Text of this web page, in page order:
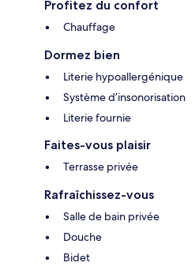
Profitez du confort
Chauffage
Dormez bien
Literie hypoallergénique
Système d’insonorisation
Literie fournie
Faites-vous plaisir
Terrasse privée
Rafraîchissez-vous
Salle de bain privée
Douche
Bidet